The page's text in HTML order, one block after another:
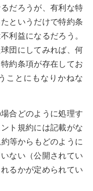
だろうが、有利な特
というだけで特約条
利益になるだろう。
団にしてみれば、何
約条項が存在してお
ことにもなりかねな
合どのように処理す
ト規約には記載がな
等からもどのように
ない（公開されてい
るかが定められてい